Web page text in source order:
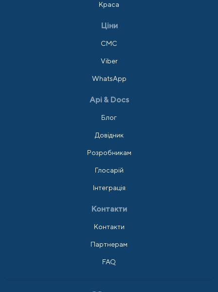
Краса
Ціни
СМС
Viber
WhatsApp
Api & Docs
Блог
Довідник
Розробникам
Глосарій
Інтеграція
Контакти
Контакти
Партнерам
FAQ